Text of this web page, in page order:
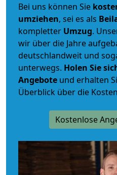
Bei uns können Sie
umziehen, sei es als
kompletter Umzug.
wir über die Jahre
deutschlandweit und
unterwegs. Holen Sie
Angebote und erhalten
Überblick über die
Kostenlose